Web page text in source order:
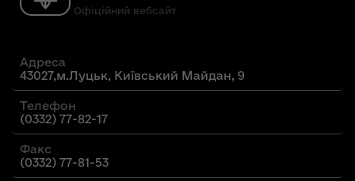
Офіційний вебсайт
Адреса
43027,м.Луцьк, Київський Майдан, 9
Телефон
(0332) 77-82-17
Факс
(0332) 77-81-53